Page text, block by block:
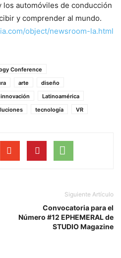
automóviles de conducción
y comprender al mundo.
object/newsroom-la.html
Conference
arte
diseño
innovación
Latinoamérica
tecnología VR
Siguiente Artículo
Convocatoria para el
Número #12 EPHEMERAL de
STUDIO Magazine